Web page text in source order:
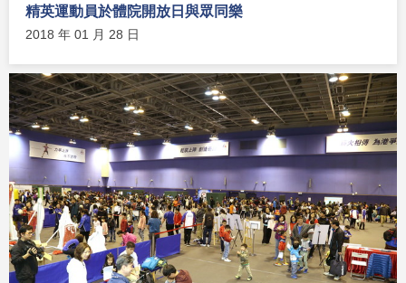
精英運動員於體院開放日與眾同樂
2018 年 01 月 28 日